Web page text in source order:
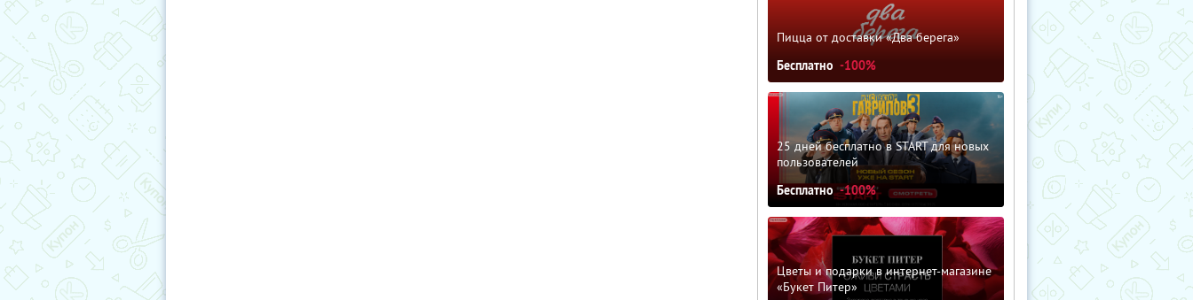
Пицца от доставки «Два берега»
Бесплатно -100%
25 дней бесплатно в START для новых
пользователей
Бесплатно -100%
Цветы и подарки в интернет-магазине
«Букет Питер»